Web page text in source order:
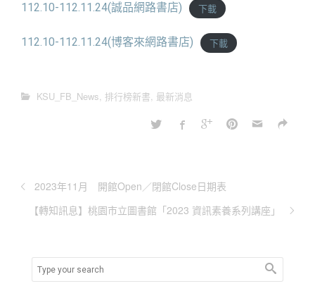
112.10-112.11.24(誠品網路書店) 下載
112.10-112.11.24(博客來網路書店) 下載
KSU_FB_News, 排行榜新書, 最新消息
2023年11月 開館Open／閉館Close日期表
【轉知訊息】桃園市立圖書館「2023 資訊素養系列講座」